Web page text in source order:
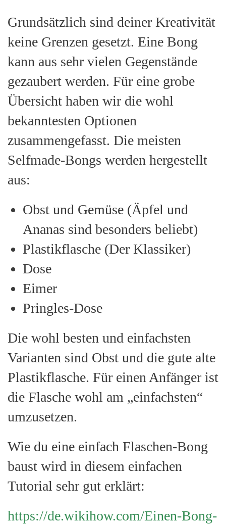
Grundsätzlich sind deiner Kreativität
keine Grenzen gesetzt. Eine Bong
kann aus sehr vielen Gegenstände
gezaubert werden. Für eine grobe
Übersicht haben wir die wohl
bekanntesten Optionen
zusammengefasst. Die meisten
Selfmade-Bongs werden hergestellt
aus:
Obst und Gemüse (Äpfel und
Ananas sind besonders beliebt)
Plastikflasche (Der Klassiker)
Dose
Eimer
Pringles-Dose
Die wohl besten und einfachsten
Varianten sind Obst und die gute alte
Plastikflasche. Für einen Anfänger ist
die Flasche wohl am „einfachsten“
umzusetzen.
Wie du eine einfach Flaschen-Bong
baust wird in diesem einfachen
Tutorial sehr gut erklärt:
https://de.wikihow.com/Einen-Bong-